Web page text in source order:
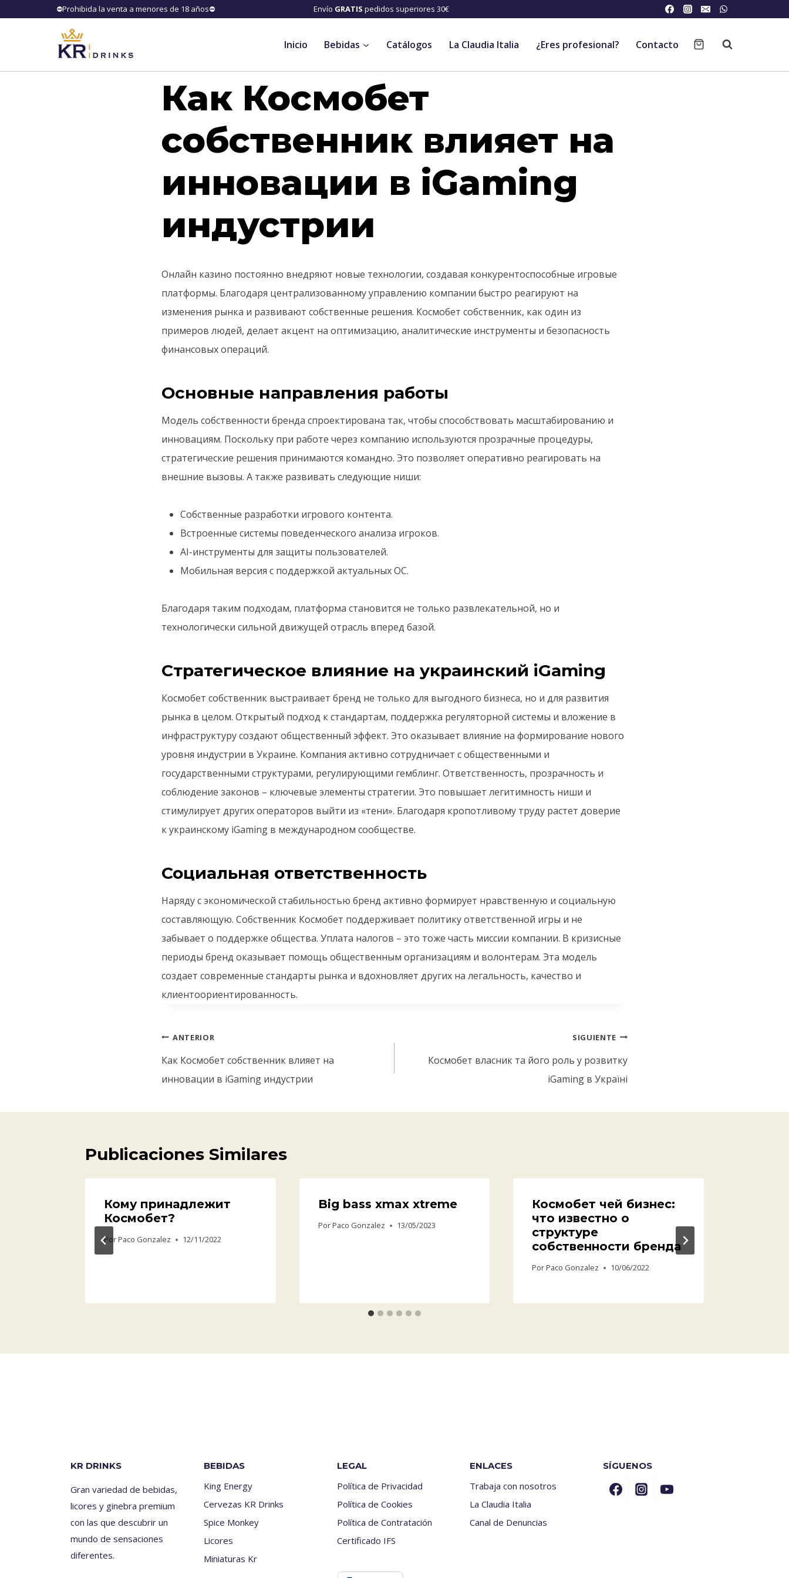
⛔️Prohibida la venta a menores de 18 años⛔️ Envío GRATIS pedidos superiores 30€
Inicio Bebidas Catálogos La Claudia Italia ¿Eres profesional? Contacto
Как Космобет
собственник влияет на
инновации в iGaming
индустрии
Онлайн казино постоянно внедряют новые технологии, создавая конкурентоспособные игровые
платформы. Благодаря централизованному управлению компании быстро реагируют на
изменения рынка и развивают собственные решения. Космобет собственник, как один из
примеров людей, делает акцент на оптимизацию, аналитические инструменты и безопасность
финансовых операций.
Основные направления работы
Модель собственности бренда спроектирована так, чтобы способствовать масштабированию и
инновациям. Поскольку при работе через компанию используются прозрачные процедуры,
стратегические решения принимаются командно. Это позволяет оперативно реагировать на
внешние вызовы. А также развивать следующие ниши:
Собственные разработки игрового контента.
Встроенные системы поведенческого анализа игроков.
AI-инструменты для защиты пользователей.
Мобильная версия с поддержкой актуальных ОС.
Благодаря таким подходам, платформа становится не только развлекательной, но и
технологически сильной движущей отрасль вперед базой.
Стратегическое влияние на украинский iGaming
Космобет собственник выстраивает бренд не только для выгодного бизнеса, но и для развития
рынка в целом. Открытый подход к стандартам, поддержка регуляторной системы и вложение в
инфраструктуру создают общественный эффект. Это оказывает влияние на формирование нового
уровня индустрии в Украине. Компания активно сотрудничает с общественными и
государственными структурами, регулирующими гемблинг. Ответственность, прозрачность и
соблюдение законов – ключевые элементы стратегии. Это повышает легитимность ниши и
стимулирует других операторов выйти из «тени». Благодаря кропотливому труду растет доверие
к украинскому iGaming в международном сообществе.
Социальная ответственность
Наряду с экономической стабильностью бренд активно формирует нравственную и социальную
составляющую. Собственник Космобет поддерживает политику ответственной игры и не
забывает о поддержке общества. Уплата налогов – это тоже часть миссии компании. В кризисные
периоды бренд оказывает помощь общественным организациям и волонтерам. Эта модель
создает современные стандарты рынка и вдохновляет других на легальность, качество и
клиентоориентированность.
ANTERIOR
Как Космобет собственник влияет на
инновации в iGaming индустрии
SIGUIENTE
Космобет власник та його роль у розвитку
iGaming в Україні
Publicaciones Similares
Кому принадлежит
Космобет?
Por Paco Gonzalez 12/11/2022
Big bass xmax xtreme
PorPaco Gonzalez 13/05/2023
Космобет чей бизнес:
что известно о
структуре
собственности бренда
PorPaco Gonzalez 10/06/2022
KR DRINKS
Gran variedad de bebidas,
licores y ginebra premium
con las que descubrir un
mundo de sensaciones
diferentes.
BEBIDAS
King Energy
Cervezas KR Drinks
Spice Monkey
Licores
Miniaturas Kr
LEGAL
Política de Privacidad
Política de Cookies
Política de Contratación
Certificado IFS
ENLACES
Trabaja con nosotros
La Claudia Italia
Canal de Denuncias
SÍGUENOS